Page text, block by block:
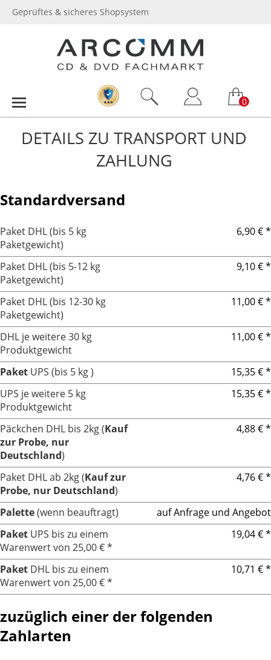
Geprüftes & sicheres Shopsystem
0
DETAILS ZU TRANSPORT UND
ZAHLUNG
Standardversand
Paket DHL (bis 5 kg
Paketgewicht)
6,90 € *
Paket DHL (bis 5-12 kg
Paketgewicht)
9,10 € *
Paket DHL (bis 12-30 kg
Paketgewicht)
11,00 € *
DHL je weitere 30 kg
Produktgewicht
11,00 € *
Paket UPS (bis 5 kg )
15,35 € *
UPS je weitere 5 kg
Produktgewicht
15,35 € *
Päckchen DHL bis 2kg (Kauf
zur Probe, nur
Deutschland)
4,88 € *
Paket DHL ab 2kg (Kauf zur
Probe, nur Deutschland)
4,76 € *
Palette(wenn beauftragt)
auf Anfrage und Angebot
Paket UPS bis zu einem
Warenwert von 25,00 € *
19,04 € *
Paket DHL bis zu einem
Warenwert von 25,00 € *
10,71 € *
zuzüglich einer der folgenden
Zahlarten